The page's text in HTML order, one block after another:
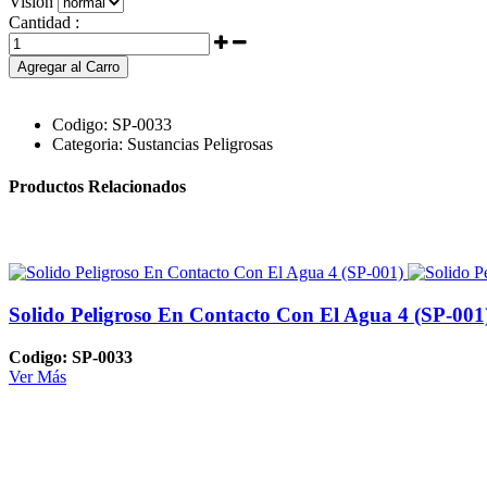
Cantidad :
Agregar al Carro
Codigo: SP-0033
Categoria: Sustancias Peligrosas
Productos Relacionados
Solido Peligroso En Contacto Con El Agua 4 (SP-
Codigo: SP-0033
Ver Más